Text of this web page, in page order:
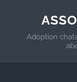
Adoption